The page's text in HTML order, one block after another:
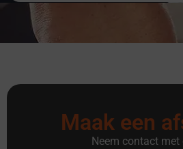
Maak een
Neem contact met